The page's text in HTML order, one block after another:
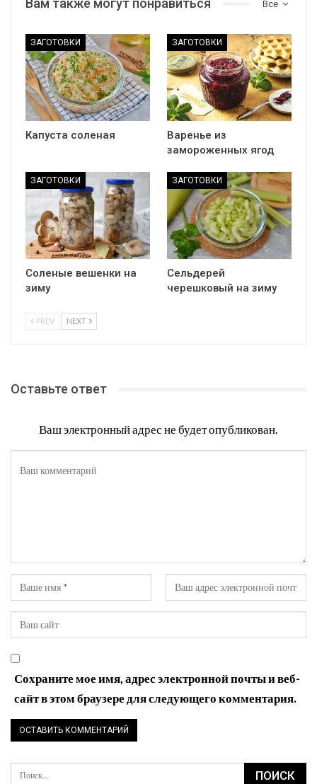
Все
Вам также могут понравиться
ЗАГОТОВКИ
Капуста соленая
ЗАГОТОВКИ
Варенье из
замороженных ягод
ЗАГОТОВКИ
Соленые вешенки на
зиму
ЗАГОТОВКИ
Сельдерей
черешковый на зиму
PREV NEXT
Оставьте ответ
Ваш электронный адрес не будет опубликован.
Сохраните мое имя, адрес электронной почты и веб-
сайт в этом браузере для следующего комментария.